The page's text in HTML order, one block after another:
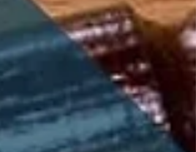
Borçlar Kanunu’nun (TBK) 611-619. maddeleri
arasında düzenlenmiş, toplumsal
çok önemli bir yere sahip olan bir
türüdür. Bu sözleşmede taraflardan biri
(bakım alacaklısı), belirli bir malını veya
malvarlığı değerini diğer tarafa devreder;
diğer taraf (bakım borçlusu) ise bakım
alacaklısına ölünceye kadar bakmak,
ihtiyaçlarını karşılamak ve onu gözetmekle
yükümlü olur. Samsun miras avukatı Taha
Alyüz